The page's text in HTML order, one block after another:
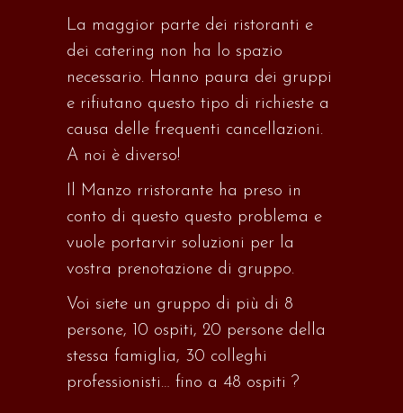
La maggior parte dei ristoranti e
dei catering non ha lo spazio
necessario. Hanno paura dei gruppi
e rifiutano questo tipo di richieste a
causa delle frequenti cancellazioni.
A noi è diverso!
Il Manzo rristorante ha preso in
conto di questo questo problema e
vuole portarvi r soluzioni per la
vostra prenotazione di gruppo.
Voi siete un gruppo di più di 8
persone, 10 ospiti, 20 persone della
stessa famiglia, 30 colleghi
professionisti… fino a 48 ospiti ?